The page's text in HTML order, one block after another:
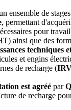
ensemble de
, permettant
pour
ainsi que des
techniques
et engins
de recharge (
est agréé par
de recharge